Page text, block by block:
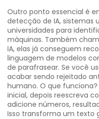
Outro ponto essencial é
detecção de IA, sistemas
universidades para
máquinas. Também
IA, elas já conseguem
linguagem de modelos
de parafrasear. Se você
acabar sendo rejeitado
humano. O que funciona?
inicial, depois reescreva
adicione números,
Isso transforma um texto